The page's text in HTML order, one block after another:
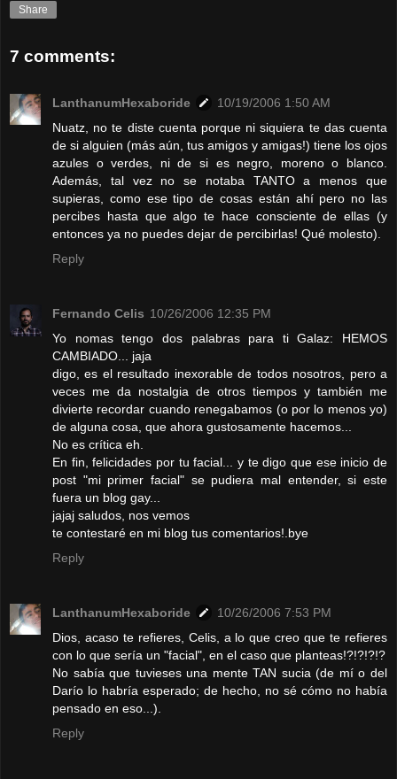
Share
7 comments:
LanthanumHexaboride
10/19/2006 1:50 AM
Nuatz, no te diste cuenta porque ni siquiera te das cuenta
de si alguien (más aún, tus amigos y amigas!) tiene los ojos
azules o verdes, ni de si es negro, moreno o blanco.
Además, tal vez no se notaba TANTO a menos que
supieras, como ese tipo de cosas están ahí pero no las
percibes hasta que algo te hace consciente de ellas (y
entonces ya no puedes dejar de percibirlas! Qué molesto).
Reply
Fernando Celis 10/26/2006 12:35 PM
Yo nomas tengo dos palabras para ti Galaz: HEMOS
CAMBIADO... jaja
digo, es el resultado inexorable de todos nosotros, pero a
veces me da nostalgia de otros tiempos y también me
divierte recordar cuando renegabamos (o por lo menos yo)
de alguna cosa, que ahora gustosamente hacemos...
No es crítica eh.
En fin, felicidades por tu facial... y te digo que ese inicio de
post "mi primer facial" se pudiera mal entender, si este
fuera un blog gay...
jajaj saludos, nos vemos
te contestaré en mi blog tus comentarios!.bye
Reply
LanthanumHexaboride
10/26/2006 7:53 PM
Dios, acaso te refieres, Celis, a lo que creo que te refieres
con lo que sería un "facial", en el caso que planteas!?!?!?!?
No sabía que tuvieses una mente TAN sucia (de mí o del
Darío lo habría esperado; de hecho, no sé cómo no había
pensado en eso...).
Reply